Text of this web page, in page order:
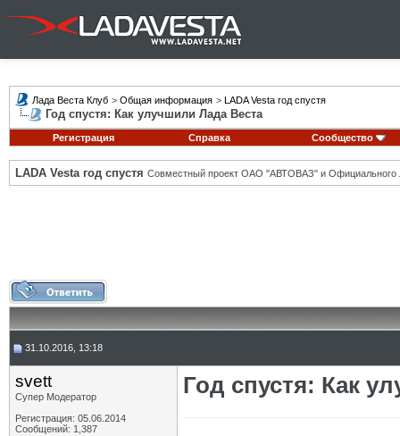
Лада Веста Клуб > Общая информация > LADA Vesta год спустя
Год спустя: Как улучшили Лада Веста
Регистрация Справка Сообщество
LADA Vesta год спустя Совместный проект ОАО "АВТОВАЗ" и Официального
31.10.2016, 13:18
svett
Супер Модератор
Регистрация: 05.06.2014
Сообщений: 1,387
Год спустя: Как